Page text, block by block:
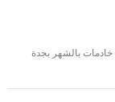
خادمات بالشهر بجدة